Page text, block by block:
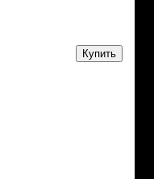
Купить